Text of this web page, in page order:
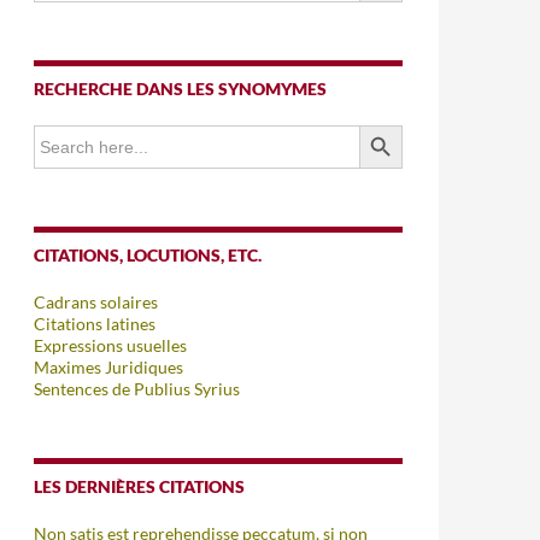
RECHERCHE DANS LES SYNOMYMES
Search
for:
SEARCH BUTTON
CITATIONS, LOCUTIONS, ETC.
Cadrans solaires
Citations latines
Expressions usuelles
Maximes Juridiques
Sentences de Publius Syrius
LES DERNIÈRES CITATIONS
Non satis est reprehendisse peccatum, si non